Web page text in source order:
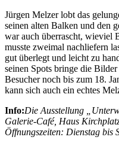
Jürgen Melzer lobt das
seinen alten Balken und den
war auch überrascht, wieviel
musste zweimal nachliefern
gut überlegt und leicht zu
seinen Spots bringe die
Besucher noch bis zum 18.
kann sich auch ein echtes
Info:Die Ausstellung
Galerie-Café, Haus
Öffnungszeiten: Dienstag bis